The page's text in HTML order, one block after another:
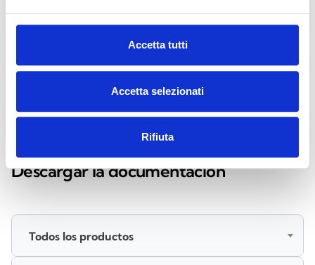
Accetta tutti
Accetta selezionati
Rifiuta
botellas de 3l y 5l
DOCUMENTACIÓN
Descargar la documentación
Todos los productos